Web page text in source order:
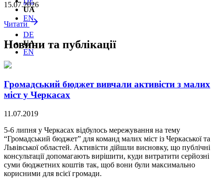
UA
EN
DE
UA
EN
15.07.2026
Читати
Новини та публікації
Громадський бюджет вивчали активісти з малих
міст у Черкасах
11.07.2019
5-6 липня у Черкасах відбулось мережування на тему
“Громадський бюджет” для команд малих міст із Черкаської та
Львівської областей. Активісти дійшли висновку, що публічні
консультації допомагають вирішити, куди витратити серйозні
суми бюджетних коштів так, щоб вони були максимально
корисними для всієї громади.